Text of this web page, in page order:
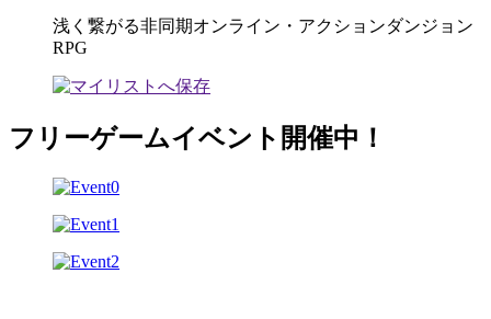
浅く繋がる非同期オンライン・アクションダンジョン
RPG
フリーゲームイベント開催中！